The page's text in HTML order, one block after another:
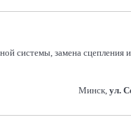
системы, замена
Минск, ул.